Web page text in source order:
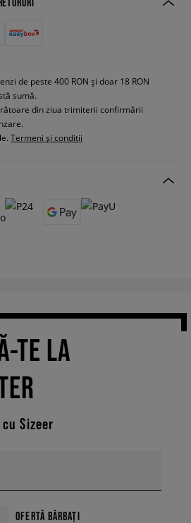
de peste 400 RON și doar 18 RON
sumă.
din ziua trimiterii confirmării
Termeni și condiții
TE LA
Sizeer
OFERTĂ BĂRBAȚI